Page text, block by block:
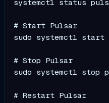
systemctl status
# Start Pulsar
sudo systemctl start
# Stop Pulsar
sudo systemctl stop
# Restart Pulsar